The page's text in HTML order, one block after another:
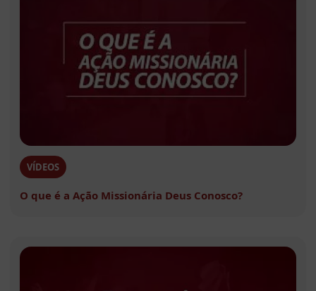
VÍDEOS
O que é a Ação Missionária Deus Conosco?